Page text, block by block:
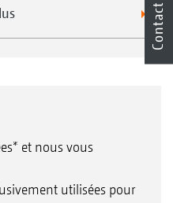
et nous vous
utilisées pour
Contact